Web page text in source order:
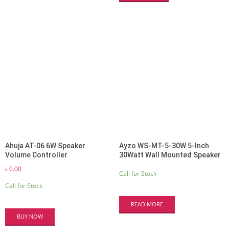
Ahuja AT-06 6W Speaker
Volume Controller
৳0.00
Call for Stock
BUY NOW
Ayzo WS-MT-5-30W 5-Inch
30Watt Wall Mounted Speaker
Call for Stock
READ MORE